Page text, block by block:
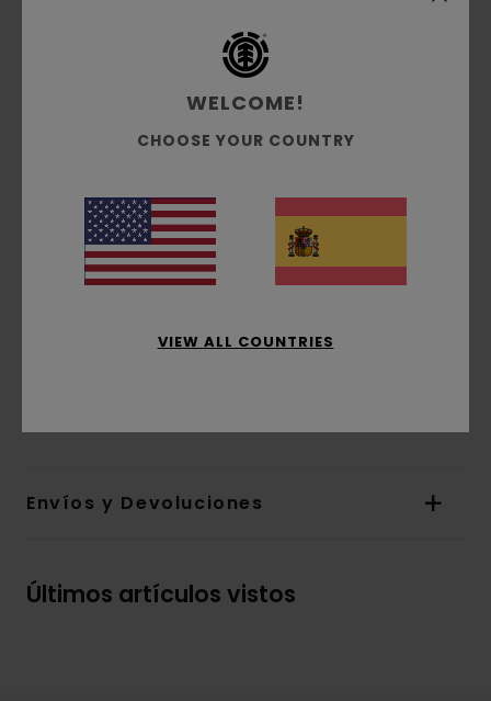
colección Mainline
orgánico [180 g/m2]
Cuello:Cuello redondo
Mangas:manga corta
Marca:estampado de base agua en la parte
frontal
Envíos y Devoluciones
Últimos artículos vistos
WELCOME!
CHOOSE YOUR COUNTRY
VIEW ALL COUNTRIES